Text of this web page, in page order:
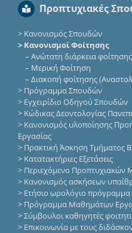
Προπτυχιακές
> Κανονισμός Σπουδών
> Κανονισμοί Φοίτησης
– Ανώτατη διάρκεια φοίτησης
– Μερική Φοίτηση
– Διακοπή φοίτησης
> Πρόγραμμα Σπουδών
> Εγχειρίδιο Οδηγού Σπουδών
> Κώδικας Δεοντολογίας
> Κανονισμός υλοποίησης
Εργασίας
> Πρακτική Άσκηση Τμήματος
> Κατατακτήριες Eξετάσεις
> Περιεχόμενο
> Κανονισμός ασκήσεων
> Ετήσιο ωρολόγιο
> Πρόγραμμα Μαθημάτων
>Σύμβουλοι καθηγητές
> Επικοινωνία με τους